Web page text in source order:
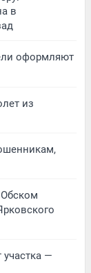
в
оформляют
из
—